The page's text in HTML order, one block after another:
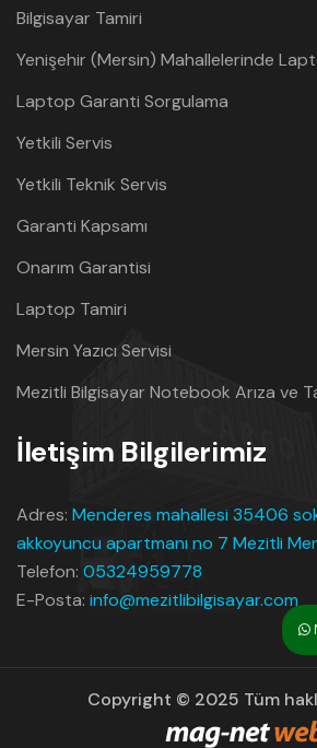
Bilgisayar Tamiri
Yenişehir (Mersin) Mahallelerinde
Laptop Garanti Sorgulama
Yetkili Servis
Yetkili Teknik Servis
Garanti Kapsamı
Onarım Garantisi
Laptop Tamiri
Mersin Yazıcı Servisi
Mezitli Bilgisayar Notebook Arıza ve
İletişim Bilgilerimiz
Adres: Menderes mahallesi 35406
akkoyuncu apartmanı no 7 Mezitli
Telefon: 05324959778
E-Posta: info@mezitlibilgisayar.com
Copyright © 2025 Tüm